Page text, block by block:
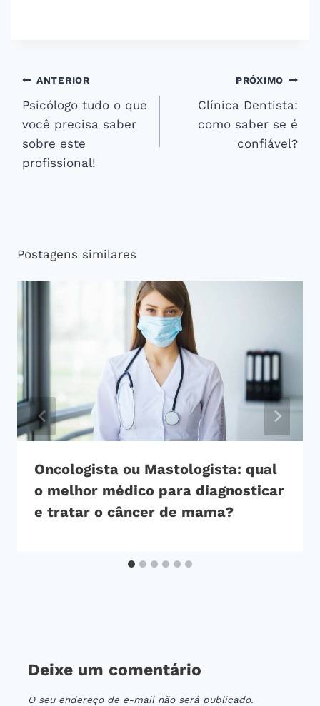
Navegação
de
Post
ANTERIOR
Psicólogo tudo o que
você precisa saber
sobre este
profissional!
PRÓXIMO
Clínica Dentista:
como saber se é
confiável?
Postagens similares
Oncologista ou Mastologista: qual
o melhor médico para diagnosticar
e tratar o câncer de mama?
Deixe um comentário
O seu endereço de e-mail não será publicado.